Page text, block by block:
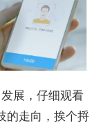
展，仔细观看
的走向，挨个捋